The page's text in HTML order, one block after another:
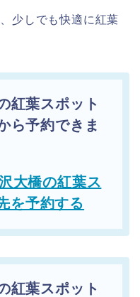
少しでも快適に紅葉
紅葉スポット
ら予約できま
大橋の紅葉ス
を予約する
紅葉スポット